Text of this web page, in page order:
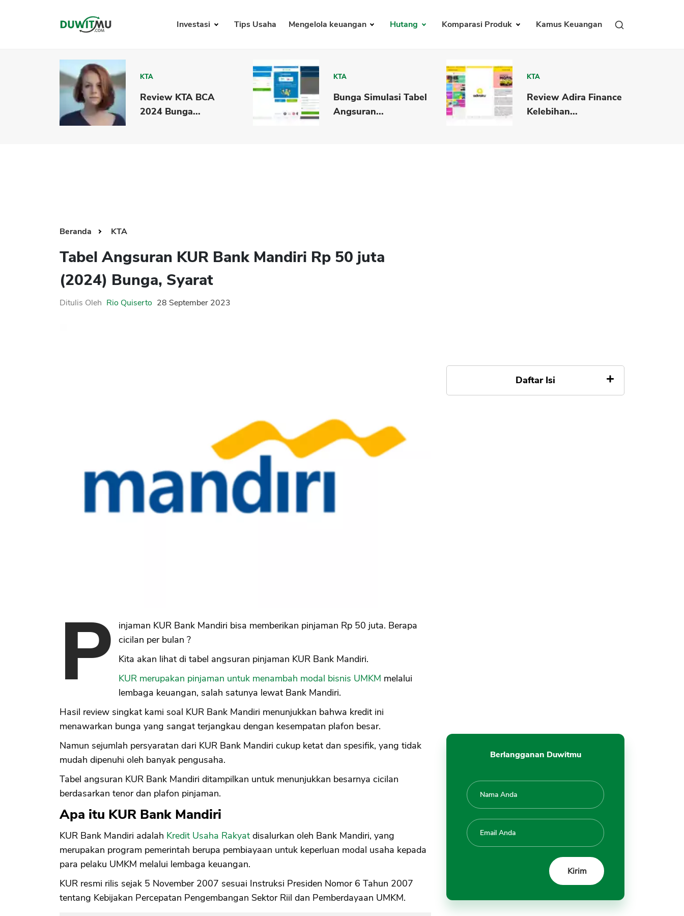
Investasi Tips Usaha Mengelola keuangan Hutang Komparasi Produk Kamus Keuangan
KTA
Review KTA BCA
2024 Bunga...
KTA
Bunga Simulasi Tabel
Angsuran...
KTA
Review Adira Finance
Kelebihan...
Beranda KTA
Tabel Angsuran KUR Bank Mandiri Rp 50 juta
(2024) Bunga, Syarat
Ditulis Oleh Rio Quiserto 28 September 2023
P
injaman KUR Bank Mandiri bisa memberikan pinjaman Rp 50 juta. Berapa
cicilan per bulan ?
Kita akan lihat di tabel angsuran pinjaman KUR Bank Mandiri.
KUR merupakan pinjaman untuk menambah modal bisnis UMKM melalui
lembaga keuangan, salah satunya lewat Bank Mandiri.
Hasil review singkat kami soal KUR Bank Mandiri menunjukkan bahwa kredit ini
menawarkan bunga yang sangat terjangkau dengan kesempatan plafon besar.
Namun sejumlah persyaratan dari KUR Bank Mandiri cukup ketat dan spesifik, yang tidak
mudah dipenuhi oleh banyak pengusaha.
Tabel angsuran KUR Bank Mandiri ditampilkan untuk menunjukkan besarnya cicilan
berdasarkan tenor dan plafon pinjaman.
Apa itu KUR Bank Mandiri
KUR Bank Mandiri adalah Kredit Usaha Rakyat disalurkan oleh Bank Mandiri, yang
merupakan program pemerintah berupa pembiayaan untuk keperluan modal usaha kepada
para pelaku UMKM melalui lembaga keuangan.
KUR resmi rilis sejak 5 November 2007 sesuai Instruksi Presiden Nomor 6 Tahun 2007
tentang Kebijakan Percepatan Pengembangan Sektor Riil dan Pemberdayaan UMKM.
Daftar Isi
Berlangganan Duwitmu